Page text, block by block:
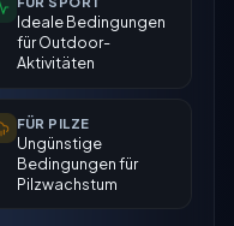
Ideale Bedingungen
für Outdoor-
Aktivitäten
FÜR PILZE
Ungünstige
Bedingungen für
Pilzwachstum